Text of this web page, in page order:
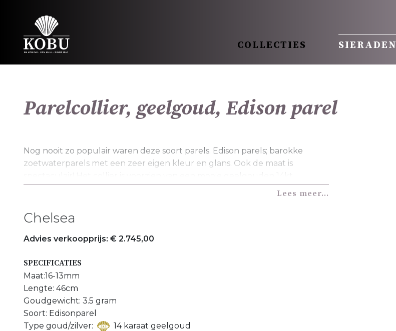
COLLECTIES SIERADEN
Parelcollier, geelgoud, Edison parel
Nog nooit zo populair waren deze soort parels. Edison parels; barokke
zoetwaterparels met een zeer eigen kleur en glans. Ook de maat is
bolsluiting. Deze barokparels zijn verkrijgbaar in wit, grijs en multi colour
een advies op maat!
Meer Colliers bekijken
Lees meer...
Chelsea
Advies verkoopprijs: € 2.745,00
SPECIFICATIES
Maat:16-13mm
Lengte: 46cm
Goudgewicht: 3.5 gram
Soort: Edisonparel
Type goud/zilver:
14 karaat geelgoud